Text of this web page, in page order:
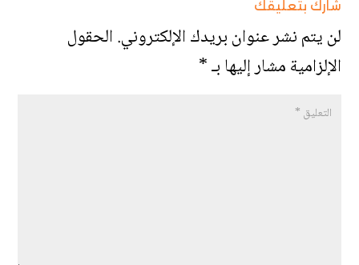
شارك بتعليقك
لن يتم نشر عنوان بريدك الإلكتروني.الحقول
الإلزامية مشار إليها بـ*